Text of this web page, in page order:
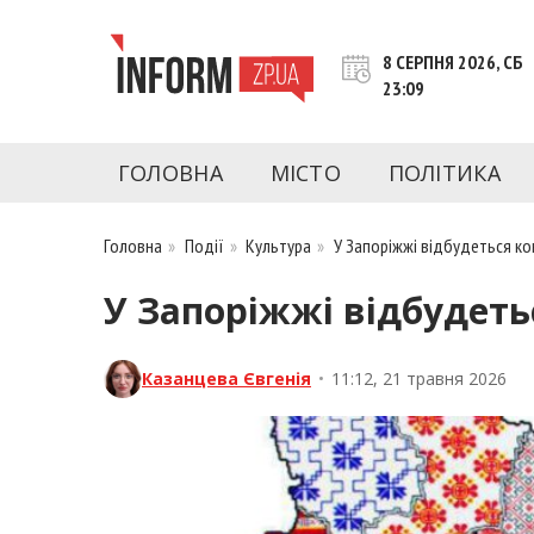
INFORM.ZP.UA – це інформаційний
Запоріжжя та Запорізької області на день.
8 СЕРПНЯ 2026, СБ
23:09
ГОЛОВНА МІСТО ПОЛІТИКА
Головна » Події »Культура » У Запоріжжі відбудеться
У Запоріжжі
Казанцева Євгенія • 11:12, 21 травня 2026